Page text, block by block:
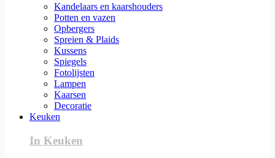
Kandelaars en kaarshouders
Potten en vazen
Opbergers
Spreien & Plaids
Kussens
Spiegels
Fotolijsten
Lampen
Kaarsen
Decoratie
Keuken
In Keuken